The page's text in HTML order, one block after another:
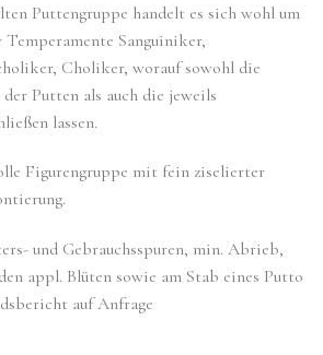
Puttengruppe handelt es sich wohl um
Sanguiniker,
Choliker, worauf sowohl die
Putten als auch die jeweils
lassen.
Figurengruppe mit fein ziselierter
und Gebrauchsspuren, min. Abrieb,
appl. Blüten sowie am Stab eines Putto
auf Anfrage